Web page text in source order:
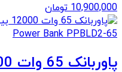
10,900,000 تومان